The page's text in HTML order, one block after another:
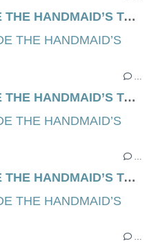
SAISON 6 - ÉPISODE 9 DE THE HANDMAID’S TALE (EXECUTION)
SAISON 6 - ÉPISODE 8 DE THE HANDMAID’S TALE (EXODUS)
…
SAISON 6 - ÉPISODE 7 DE THE HANDMAID’S TALE (SHATTERED)
…